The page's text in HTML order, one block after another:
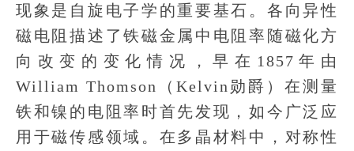
现象是自旋电子学的重要基石。各向异性
磁电阻描述了铁磁金属中电阻率随磁化方
向改变的变化情况，早在1857年由
William Thomson（Kelvin勋爵）在测量
铁和镍的电阻率时首先发现，如今广泛应
用于磁传感领域。在多晶材料中，对称性